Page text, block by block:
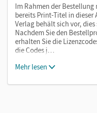
Im Rahmen der
bereits Print-Titel in dieser
Verlag behält sich vor,
Nachdem Sie den
erhalten Sie die
die Codes j…
Mehr lesen